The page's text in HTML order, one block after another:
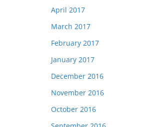
April 2017
March 2017
February 2017
January 2017
December 2016
November 2016
October 2016